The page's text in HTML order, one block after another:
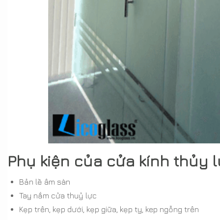
Phụ kiện của cửa kính thủy
Bản lề âm sàn
Tay nắm cửa thuỷ lực
Kẹp trên, kẹp dưới, kẹp giữa, kẹp ty, kep ngỗng trên